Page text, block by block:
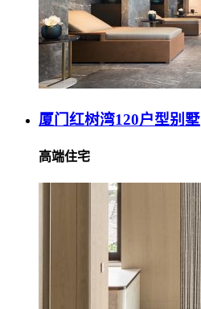
厦门红树湾120户型别墅
高端住宅